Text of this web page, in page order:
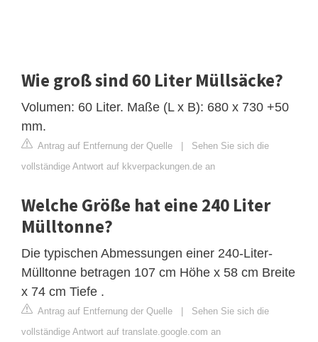
Wie groß sind 60 Liter Müllsäcke?
Volumen: 60 Liter. Maße (L x B): 680 x 730 +50
mm.
Antrag auf Entfernung der Quelle | Sehen Sie sich die
vollständige Antwort auf kkverpackungen.de an
Welche Größe hat eine 240 Liter
Mülltonne?
Die typischen Abmessungen einer 240-Liter-
Mülltonne betragen 107 cm Höhe x 58 cm Breite
x 74 cm Tiefe .
Antrag auf Entfernung der Quelle | Sehen Sie sich die
vollständige Antwort auf translate.google.com an